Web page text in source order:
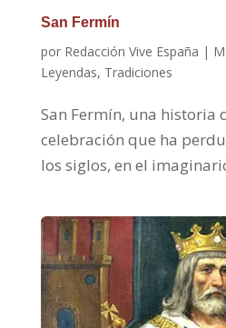
San Fermín
por Redacción Vive España |
Leyendas, Tradiciones
San Fermín, una historia
celebración que ha
los siglos, en el